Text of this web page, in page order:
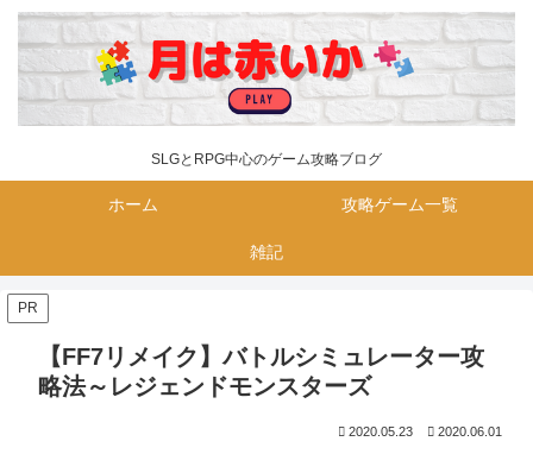
SLGとRPG中心のゲーム攻略ブログ
ホーム 攻略ゲーム一覧
雑記
PR
【FF7リメイク】バトルシミュレーター攻
略法～レジェンドモンスターズ
2020.05.23 2020.06.01